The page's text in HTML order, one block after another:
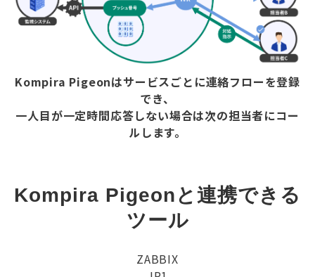
Kompira Pigeonはサービスごとに連絡フローを登録
でき、
一人目が一定時間応答しない場合は次の担当者にコー
ルします。
Kompira Pigeonと連携できる
ツール
ZABBIX